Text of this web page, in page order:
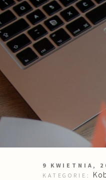
9 KWIETNIA,
KATEGORIE: